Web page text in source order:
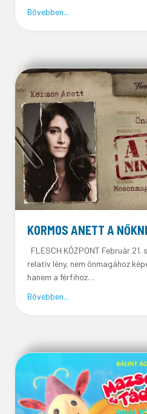
Bővebben...
KORMOS ANETT A
FLESCH KÖZPONT Február 21.
relatív lény, nem önmagához
hanem a férfihoz…
Bővebben...